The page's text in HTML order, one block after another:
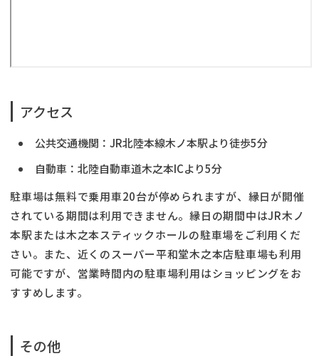
アクセス
公共交通機関：JR北陸本線木ノ本駅より徒歩5分
自動車：北陸自動車道木之本ICより5分
駐車場は無料で乗用車20台が停められますが、縁日が開催
されている期間は利用できません。縁日の期間中はJR木ノ
本駅または木之本スティックホールの駐車場をご利用くだ
さい。また、近くのスーパー平和堂木之本店駐車場も利用
可能ですが、営業時間内の駐車場利用はショッピングをお
すすめします。
その他